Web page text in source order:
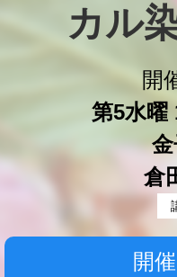
カル
開
第5水曜
倉
開